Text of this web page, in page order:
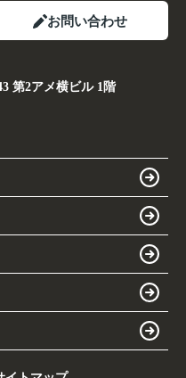
お問い合わせ
第2アメ横ビル 1階